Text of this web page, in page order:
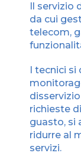
Il servizio
da cui
telecom,
I tecnici
richieste
guasto, si
ridurre al
servizi.